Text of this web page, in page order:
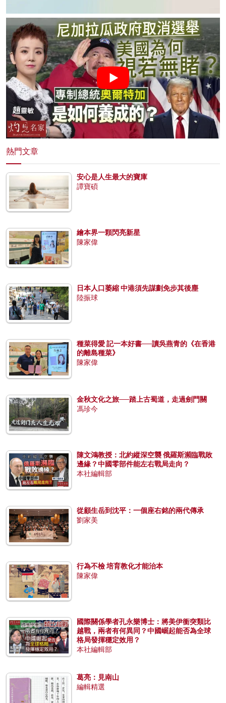
熱門文章
安心是人生最大的寶庫
譚寶碩
繪本界一顆閃亮新星
陳家偉
日本人口萎縮 中港須先謀劃免步其後塵
陸振球
種菜得愛 記一本好書──讀吳燕青的《在香港
的離島種菜》
陳家偉
金秋文化之旅──踏上古蜀道，走過劍門關
馮珍今
陳文鴻教授：北約縱深空襲 俄羅斯瀕臨戰敗
邊緣？中國零部件能左右戰局走向？
本社編輯部
從顧生岳到沈平：一個座右銘的兩代傳承
劉家美
行為不檢 培育教化才能治本
陳家偉
國際關係學者孔永樂博士：將美伊衝突類比
越戰，兩者有何異同？中國崛起能否為全球
格局發揮穩定效用？
本社編輯部
葛亮：見南山
編輯精選